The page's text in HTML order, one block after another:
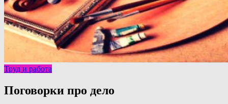
Труд и работа
Поговорки про дело